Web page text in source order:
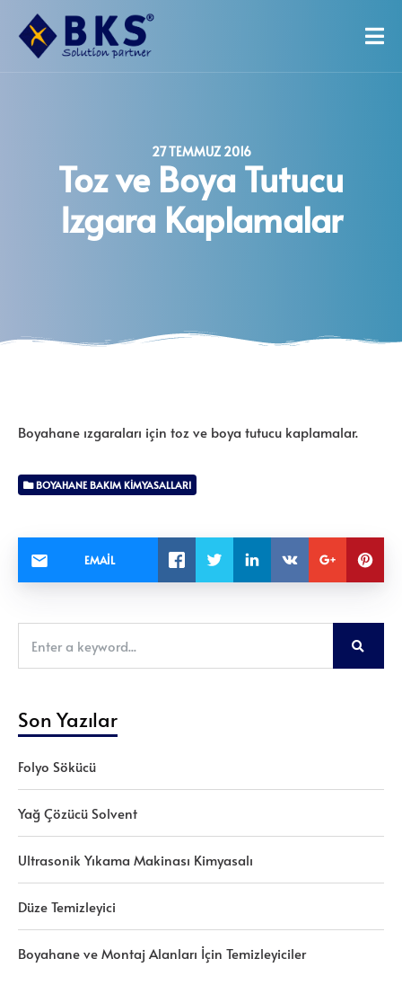
27 TEMMUZ 2016
Toz ve Boya Tutucu
Izgara Kaplamalar
Boyahane ızgaraları için toz ve boya tutucu kaplamalar.
BOYAHANE BAKIM KIMYASALLARI
EMAIL
Son Yazılar
Folyo Sökücü
Yağ Çözücü Solvent
Ultrasonik Yıkama Makinası Kimyasalı
Düze Temizleyici
Boyahane ve Montaj Alanları İçin Temizleyiciler